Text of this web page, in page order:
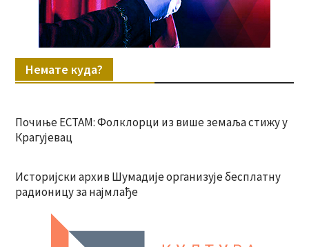
Немате куда?
Почиње ЕСТАМ: Фолклорци из више земаља стижу у
Крагујевац
Историјски архив Шумадије организује бесплатну
радионицу за најмлађе